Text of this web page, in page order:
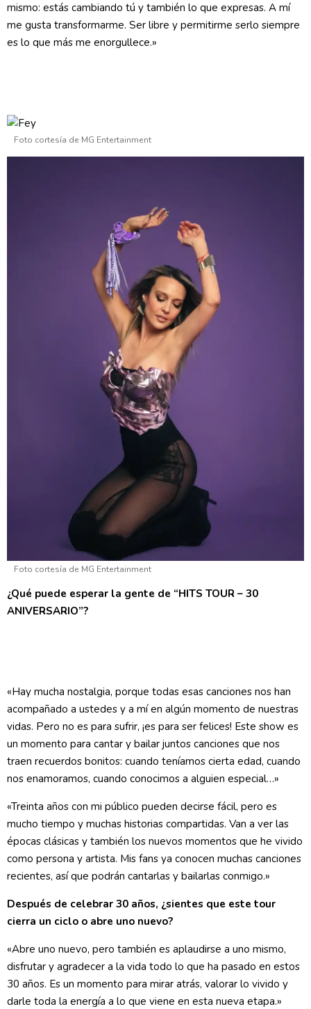
mismo: estás cambiando tú y también lo que expresas. A mí
me gusta transformarme. Ser libre y permitirme serlo siempre
es lo que más me enorgullece.»
Foto cortesía de MG Entertainment
Foto cortesía de MG Entertainment
¿Qué puede esperar la gente de “HITS TOUR – 30
ANIVERSARIO”?
«Hay mucha nostalgia, porque todas esas canciones nos han
acompañado a ustedes y a mí en algún momento de nuestras
vidas. Pero no es para sufrir, ¡es para ser felices! Este show es
un momento para cantar y bailar juntos canciones que nos
traen recuerdos bonitos: cuando teníamos cierta edad, cuando
nos enamoramos, cuando conocimos a alguien especial…»
«Treinta años con mi público pueden decirse fácil, pero es
mucho tiempo y muchas historias compartidas. Van a ver las
épocas clásicas y también los nuevos momentos que he vivido
como persona y artista. Mis fans ya conocen muchas canciones
recientes, así que podrán cantarlas y bailarlas conmigo.»
Después de celebrar 30 años, ¿sientes que este tour
cierra un ciclo o abre uno nuevo?
«Abre uno nuevo, pero también es aplaudirse a uno mismo,
disfrutar y agradecer a la vida todo lo que ha pasado en estos
30 años. Es un momento para mirar atrás, valorar lo vivido y
darle toda la energía a lo que viene en esta nueva etapa.»